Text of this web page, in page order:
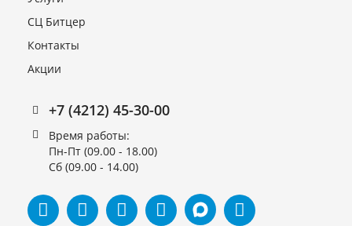
Компрессор (R134 нт 9,95)
СЦ Битцер
Контакты
Акции
+7 (4212) 45-30-00
Время работы:
Пн-Пт (09.00 - 18.00)
Сб (09.00 - 14.00)